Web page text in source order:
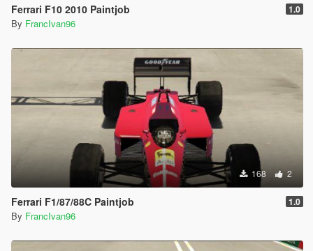
Ferrari F10 2010 Paintjob 1.0
By FrancIvan96
168 2
Ferrari F1/87/88C Paintjob 1.0
By FrancIvan96